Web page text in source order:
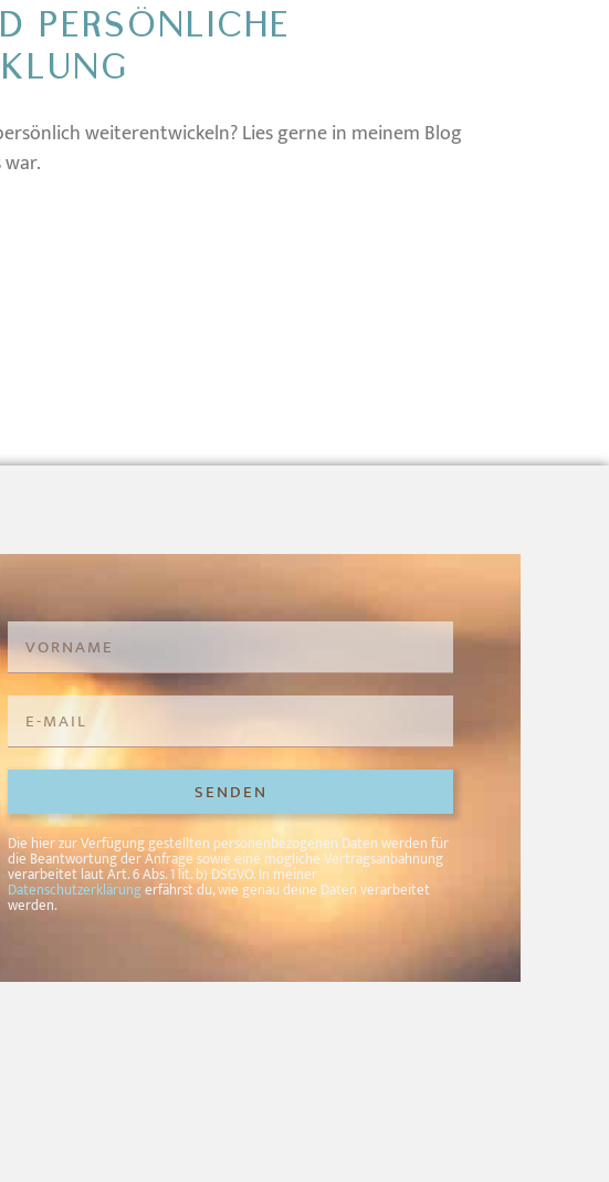
PERSÖNLICHE
weiterentwickeln? Lies gerne in meinem Blog
SENDEN
Alternative:
Die hier zur Verfügung gestellten personenbezogenen Daten werden für
die Beantwortung der Anfrage sowie eine mögliche Vertragsanbahnung
verarbeitet laut Art. 6 Abs. 1 lit. b) DSGVO. In meiner
Datenschutzerklärungerfährst du, wie genau deine Daten verarbeitet
werden.